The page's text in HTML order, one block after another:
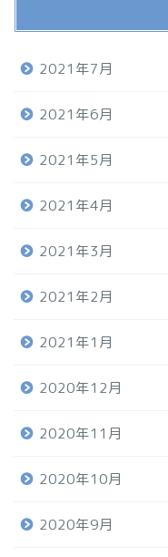
2021年7月
2021年6月
2021年5月
2021年4月
2021年3月
2021年2月
2021年1月
2020年12月
2020年11月
2020年10月
2020年9月